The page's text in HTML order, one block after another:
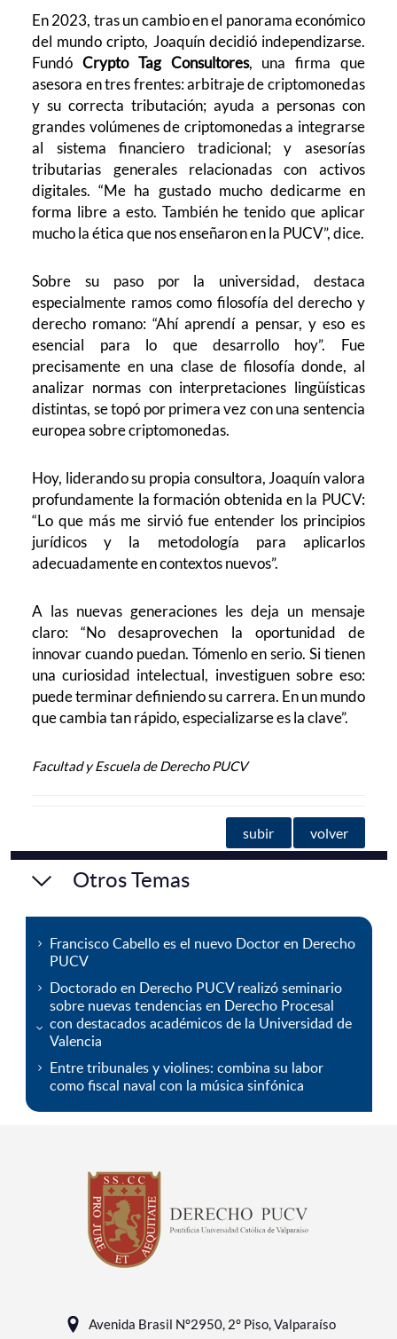
En 2023, tras un cambio en el panorama económico
del mundo cripto, Joaquín decidió independizarse.
Fundó Crypto Tag Consultores, una firma que
asesora en tres frentes: arbitraje de criptomonedas
y su correcta tributación; ayuda a personas con
grandes volúmenes de criptomonedas a integrarse
al sistema financiero tradicional; y asesorías
tributarias generales relacionadas con activos
digitales. “Me ha gustado mucho dedicarme en
forma libre a esto. También he tenido que aplicar
mucho la ética que nos enseñaron en la PUCV”, dice.
Sobre su paso por la universidad, destaca
especialmente ramos como filosofía del derecho y
derecho romano: “Ahí aprendí a pensar, y eso es
esencial para lo que desarrollo hoy”. Fue
precisamente en una clase de filosofía donde, al
analizar normas con interpretaciones lingüísticas
distintas, se topó por primera vez con una sentencia
europea sobre criptomonedas.
Hoy, liderando su propia consultora, Joaquín valora
profundamente la formación obtenida en la PUCV:
“Lo que más me sirvió fue entender los principios
jurídicos y la metodología para aplicarlos
adecuadamente en contextos nuevos”.
A las nuevas generaciones les deja un mensaje
claro: “No desaprovechen la oportunidad de
innovar cuando puedan. Tómenlo en serio. Si tienen
una curiosidad intelectual, investiguen sobre eso:
puede terminar definiendo su carrera. En un mundo
que cambia tan rápido, especializarse es la clave”.
Facultad y Escuela de Derecho PUCV
subir volver
Otros Temas
Francisco Cabello es el nuevo Doctor en Derecho
PUCV
Doctorado en Derecho PUCV realizó seminario
sobre nuevas tendencias en Derecho Procesal
con destacados académicos de la Universidad de
Valencia
Entre tribunales y violines: combina su labor
como fiscal naval con la música sinfónica
Avenida Brasil N°2950, 2° Piso, Valparaíso